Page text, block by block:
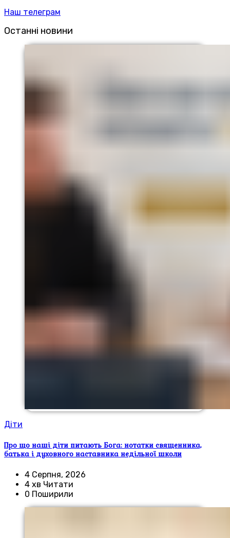
Наш телеграм
Останні новини
Діти
Про що наші діти питають Бога: нотатки священника,
батька і духовного наставника недільної школи
4 Серпня, 2026
4 хв Читати
0 Поширили